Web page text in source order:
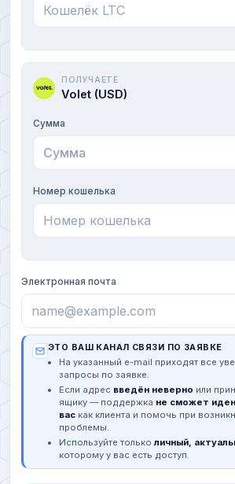
ПОЛУЧАЕТЕ
Volet (USD)
Сумма
Номер кошелька
Электронная почта
ЭТО ВАШ КАНАЛ СВЯЗИ ПО ЗАЯВКЕ
На указанный e-mail приходят все
запросы по заявке.
Если адрес введён неверно или
ящику — поддержка не сможет
вас как клиента и помочь при
проблемы.
Используйте только личный,
которому у вас есть доступ.